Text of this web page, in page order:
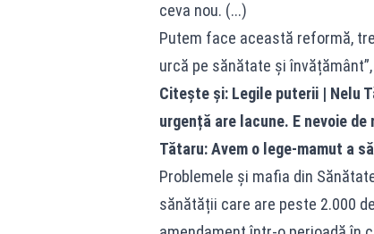
ceva nou. (...)
Putem face această reformă,
urcă pe sănătate și
Citește și: Legile puterii | Nelu
urgență are lacune. E nevoie de
Tătaru: Avem o lege-mamut a
Problemele și mafia din
sănătății care are peste 2.000